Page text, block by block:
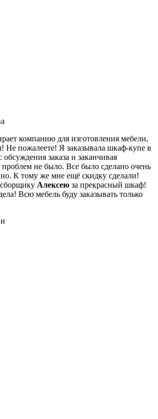
компанию для изготовления мебели,
Не пожалеете! Я заказывала шкаф-купе в
заказа и заканчивая
не было. Все было сделано очень
К тому же мне ещё скидку сделали!
Алексею за прекрасный шкаф!
Всю мебель буду заказывать только